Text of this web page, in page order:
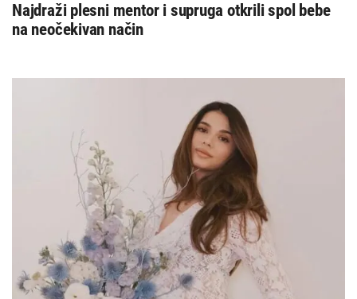
Najdraži plesni mentor i supruga otkrili spol bebe
na neočekivan način